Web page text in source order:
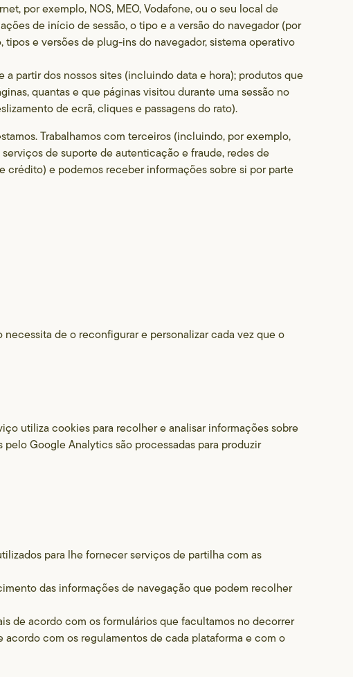
por exemplo, NOS, MEO, Vodafone, ou o seu local de
de início de sessão, o tipo e a versão do navegador (por
e versões de plug-ins do navegador, sistema operativo
partir dos nossos sites (incluindo data e hora); produtos que
quantas e que páginas visitou durante uma sessão no
de ecrã, cliques e passagens do rato).
Trabalhamos com terceiros (incluindo, por exemplo,
de suporte de autenticação e fraude, redes de
crédito) e podemos receber informações sobre si por parte
de o reconfigurar e personalizar cada vez que o
utiliza cookies para recolher e analisar informações sobre
Google Analytics são processadas para produzir
para lhe fornecer serviços de partilha com as
das informações de navegação que podem recolher
de acordo com os formulários que facultamos no decorrer
acordo com os regulamentos de cada plataforma e com o